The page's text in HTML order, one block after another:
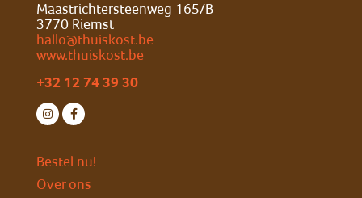
Maastrichtersteenweg 165/B
3770 Riemst
hallo@thuiskost.be
www.thuiskost.be
+32 12 74 39 30
Bestel nu!
Over ons